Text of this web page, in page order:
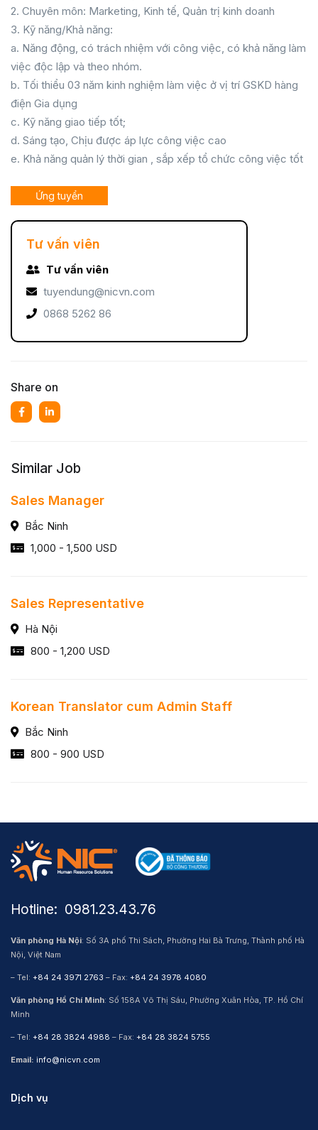
2. Chuyên môn: Marketing, Kinh tế, Quản trị kinh doanh
3. Kỹ năng/Khả năng:
a. Năng động, có trách nhiệm với công việc, có khả năng làm
việc độc lập và theo nhóm.
b. Tối thiểu 03 năm kinh nghiệm làm việc ở vị trí GSKD hàng
điện Gia dụng
c. Kỹ năng giao tiếp tốt;
d. Sáng tạo, Chịu được áp lực công việc cao
e. Khả năng quản lý thời gian , sắp xếp tổ chức công việc tốt
Ứng tuyển
Tư vấn viên
Tư vấn viên
tuyendung@nicvn.com
0868 5262 86
Share on
Similar Job
Sales Manager
Bắc Ninh
1,000 - 1,500 USD
Sales Representative
Hà Nội
800 - 1,200 USD
Korean Translator cum Admin Staff
Bắc Ninh
800 - 900 USD
Hotline: ​ 0981.23.43.76
Văn phòng Hà Nội: Số 3A phố Thi Sách, Phường Hai Bà Trưng, Thành phố Hà
Nội, Việt Nam
– Tel: +84 24 3971 2763 – Fax: +84 24 3978 4080
Văn phòng Hồ Chí Minh: Số 158A Võ Thị Sáu, Phường Xuân Hòa, TP. Hồ Chí
Minh
– Tel: +84 28 3824 4988 – Fax: +84 28 3824 5755
Email: info@nicvn.com
Dịch vụ